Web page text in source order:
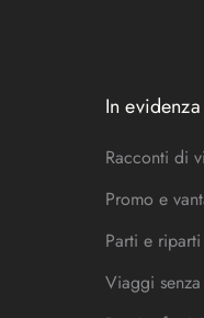
In evidenza
Racconti di
Promo e
Parti e riparti
Viaggi